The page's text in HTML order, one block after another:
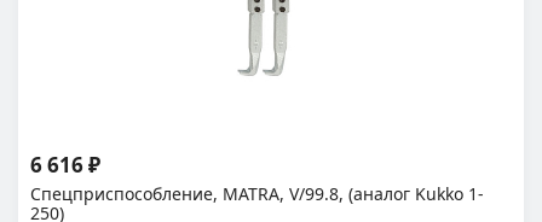
Спецприспособление, MATRA, V/99.8, (аналог Kukko 1-
250)
6 616 ₽